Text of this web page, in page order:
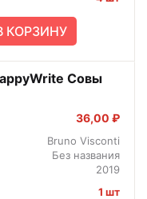
КОРЗИНУ
Совы
36,00 ₽
Bruno Visconti
Без названия
2019
1 шт